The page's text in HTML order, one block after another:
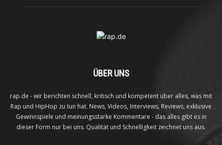
ÜBER UNS
rap.de - wir berichten schnell, kritisch und kompetent über alles, was mit
Rap und HipHop zu tun hat. News, Videos, Interviews, Reviews, exklusive
Gewinnspiele und meinungsstarke Kommentare - das alles gibt es in
dieser Form nur bei uns. Qualität und Schnelligkeit zeichnet uns aus.